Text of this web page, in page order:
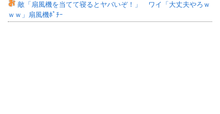
敵「扇風機を当てて寝るとヤバいぞ！」 ワイ「大丈夫やろｗ
ｗｗ」扇風機ﾎﾟﾁｰ